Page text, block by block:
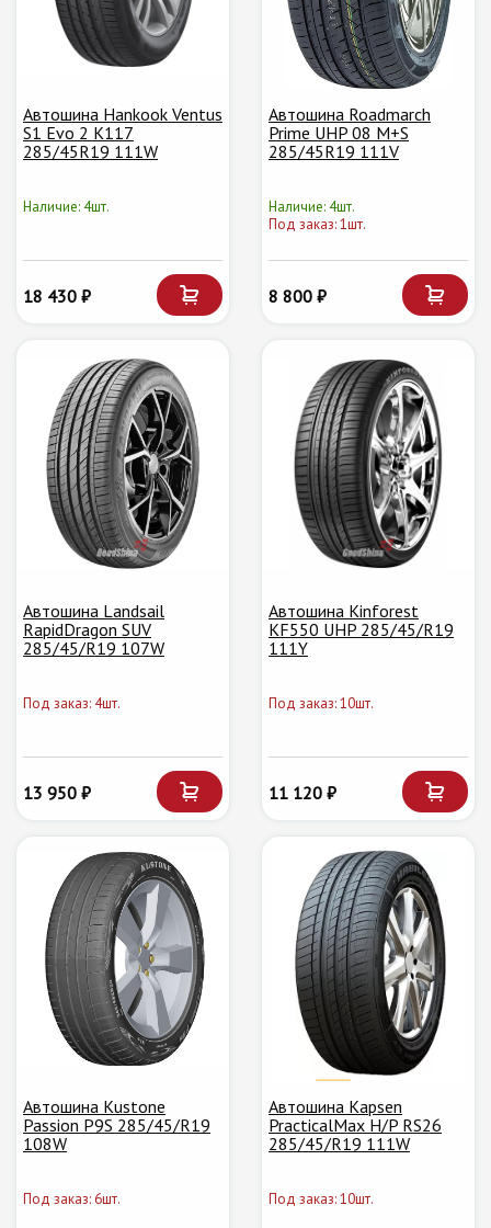
Автошина Hankook Ventus
S1 Evo 2 K117
285/45R19 111W
Наличие: 4шт.
18 430 ₽
Автошина Roadmarch
Prime UHP 08 M+S
285/45R19 111V
Наличие: 4шт.
Под заказ: 1шт.
8 800 ₽
Автошина Landsail
RapidDragon SUV
285/45/R19 107W
Под заказ: 4шт.
13 950 ₽
Автошина Kinforest
KF550 UHP 285/45/R19
111Y
Под заказ: 10шт.
11 120 ₽
Автошина Kustone
Passion P9S 285/45/R19
108W
Под заказ: 6шт.
Автошина Kapsen
PracticalMax H/P RS26
285/45/R19 111W
Под заказ: 10шт.